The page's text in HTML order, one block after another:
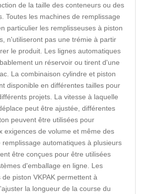
de la taille des conteneurs ou des
Toutes les machines de remplissage
particulier les remplisseuses à piston
n'utiliseront pas une trémie à partir
le produit. Les lignes automatiques
un réservoir ou tirent d'une
La combinaison cylindre et piston
disponible en différentes tailles pour
projets. La vitesse à laquelle
peut être ajustée, différentes
peuvent être utilisées pour
exigences de volume et même des
remplissage automatiques à plusieurs
être conçues pour être utilisées
d'emballage en ligne. Les
de piston VKPAK permettent à
la longueur de la course du